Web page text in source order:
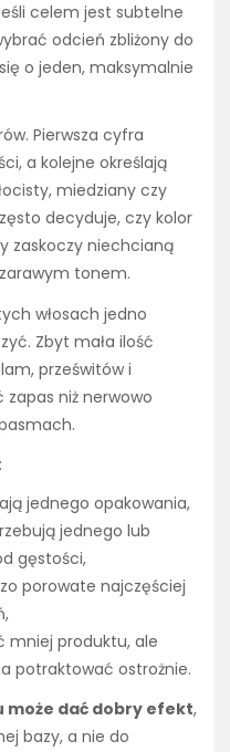
celem jest subtelne
odcień zbliżony do
o jeden, maksymalnie
Pierwsza cyfra
a kolejne określają
miedziany czy
decyduje, czy kolor
zaskoczy niechcianą
tonem.
włosach jedno
Zbyt mała ilość
prześwitów i
niż nerwowo
jednego opakowania,
jednego lub
gęstości,
porowate najczęściej
mniej produktu, ale
potraktować ostrożnie.
może dać dobry efekt,
bazy, a nie do